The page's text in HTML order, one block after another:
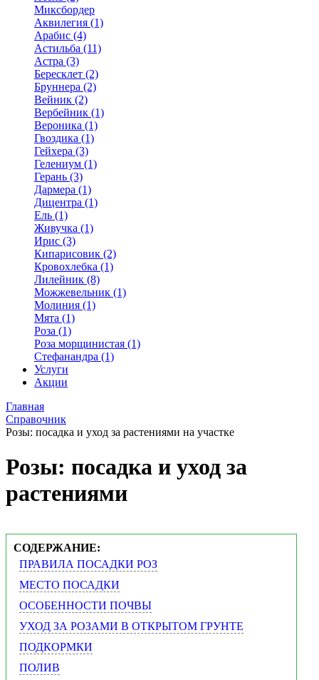
Миксбордер
Аквилегия (1)
Арабис (4)
Астильба (11)
Астра (3)
Бересклет (2)
Бруннера (2)
Вейник (2)
Вербейник (1)
Вероника (1)
Гвоздика (1)
Гейхера (3)
Гелениум (1)
Герань (3)
Дармера (1)
Дицентра (1)
Ель (1)
Живучка (1)
Ирис (3)
Кипарисовик (2)
Кровохлебка (1)
Лилейник (8)
Можжевельник (1)
Молиния (1)
Мята (1)
Роза (1)
Роза морщинистая (1)
Стефанандра (1)
Услуги
Акции
Главная
Справочник
Розы: посадка и уход за растениями на участке
Розы: посадка и уход за
растениями
СОДЕРЖАНИЕ:
ПРАВИЛА ПОСАДКИ РОЗ
МЕСТО ПОСАДКИ
ОСОБЕННОСТИ ПОЧВЫ
УХОД ЗА РОЗАМИ В ОТКРЫТОМ ГРУНТЕ
ПОДКОРМКИ
ПОЛИВ